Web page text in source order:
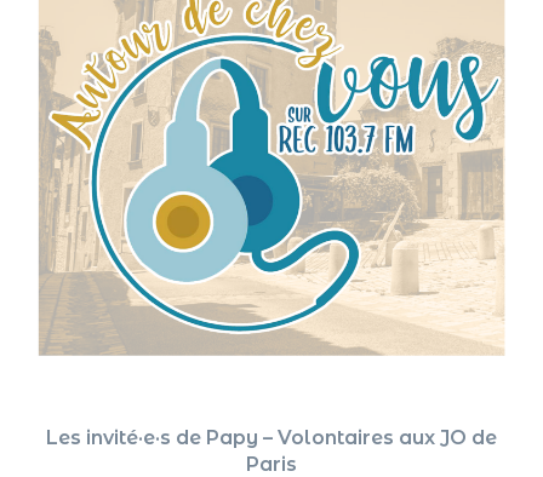
Les invité·e·s de Papy – Volontaires aux JO de
Paris